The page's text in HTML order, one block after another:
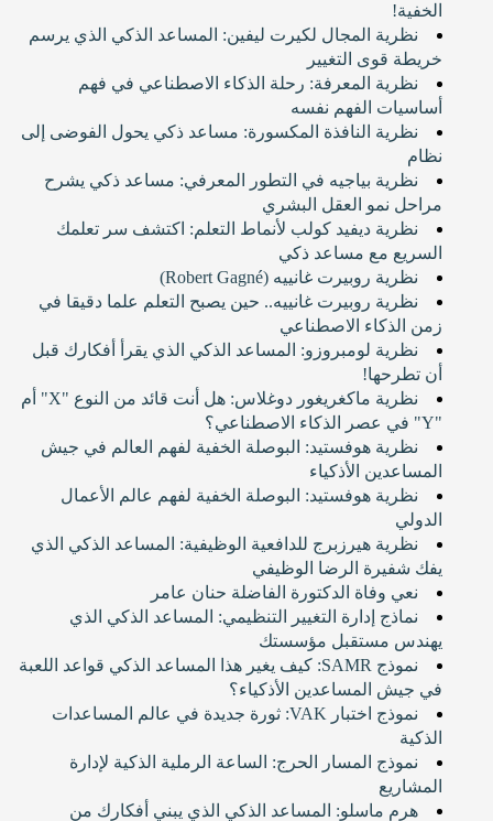
الخفية!
نظرية المجال لكيرت ليفين: المساعد الذكي الذي يرسم
خريطة قوى التغيير
نظرية المعرفة: رحلة الذكاء الاصطناعي في فهم
أساسيات الفهم نفسه
نظرية النافذة المكسورة: مساعد ذكي يحول الفوضى إلى
نظام
نظرية بياجيه في التطور المعرفي: مساعد ذكي يشرح
مراحل نمو العقل البشري
نظرية ديفيد كولب لأنماط التعلم: اكتشف سر تعلمك
السريع مع مساعد ذكي
نظرية روبيرت غانييه (Robert Gagné)
نظرية روبيرت غانييه.. حين يصبح التعلم علما دقيقا في
زمن الذكاء الاصطناعي
نظرية لومبروزو: المساعد الذكي الذي يقرأ أفكارك قبل
أن تطرحها!
نظرية ماكغريغور دوغلاس: هل أنت قائد من النوع "X" أم
"Y" في عصر الذكاء الاصطناعي؟
نظرية هوفستيد: البوصلة الخفية لفهم العالم في جيش
المساعدين الأذكياء
نظرية هوفستيد: البوصلة الخفية لفهم عالم الأعمال
الدولي
نظرية هيرزبرج للدافعية الوظيفية: المساعد الذكي الذي
يفك شفيرة الرضا الوظيفي
نعي وفاة الدكتورة الفاضلة حنان عامر
نماذج إدارة التغيير التنظيمي: المساعد الذكي الذي
يهندس مستقبل مؤسستك
نموذج SAMR: كيف يغير هذا المساعد الذكي قواعد اللعبة
في جيش المساعدين الأذكياء؟
نموذج اختبار VAK: ثورة جديدة في عالم المساعدات
الذكية
نموذج المسار الحرج: الساعة الرملية الذكية لإدارة
المشاريع
هرم ماسلو: المساعد الذكي الذي يبني أفكارك من